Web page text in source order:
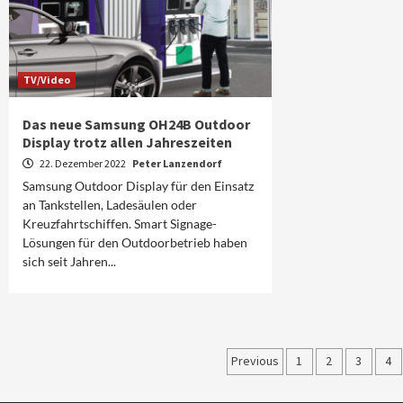
TV/Video
Das neue Samsung OH24B Outdoor
Display trotz allen Jahreszeiten
22. Dezember 2022 Peter Lanzendorf
Samsung Outdoor Display für den Einsatz
an Tankstellen, Ladesäulen oder
Kreuzfahrtschiffen. Smart Signage-
Lösungen für den Outdoorbetrieb haben
sich seit Jahren...
Previous 1 2 3 4